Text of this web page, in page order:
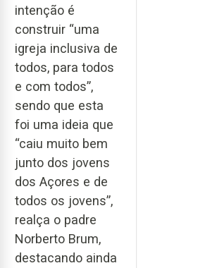
intenção é
construir “uma
igreja inclusiva de
todos, para todos
e com todos”,
sendo que esta
foi uma ideia que
“caiu muito bem
junto dos jovens
dos Açores e de
todos os jovens”,
realça o padre
Norberto Brum,
destacando ainda